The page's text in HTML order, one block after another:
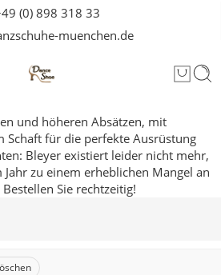
(0) 898 318 33
muenchen.de
und höheren Absätzen, mit
Schaft für die perfekte Ausrüstung
Bleyer existiert leider nicht mehr,
zu einem erheblichen Mangel an
Sie rechtzeitig!